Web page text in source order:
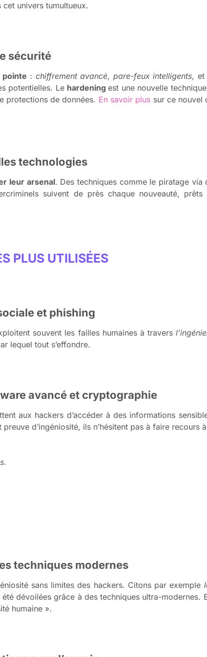
cet univers tumultueux.
sécurité
pointe : chiffrement avancé, pare-feux intelligents, et
potentielles. Lehardeningest une nouvelle
protections de données. En savoir plus sur ce nouvel
technologies
leur arsenal. Des techniques comme le piratage via
suivent de près chaque nouveauté,
PLUS UTILISÉES
et phishing
souvent les failles humaines à travers
lequel tout s’effondre.
avancé et cryptographie
aux hackers d’accéder à des informations
d’ingéniosité, ils n’hésitent pas à faire recours
.
techniques modernes
sans limites des hackers. Citons par exemple
dévoilées grâce à des techniques ultra-modernes.
humaine ».